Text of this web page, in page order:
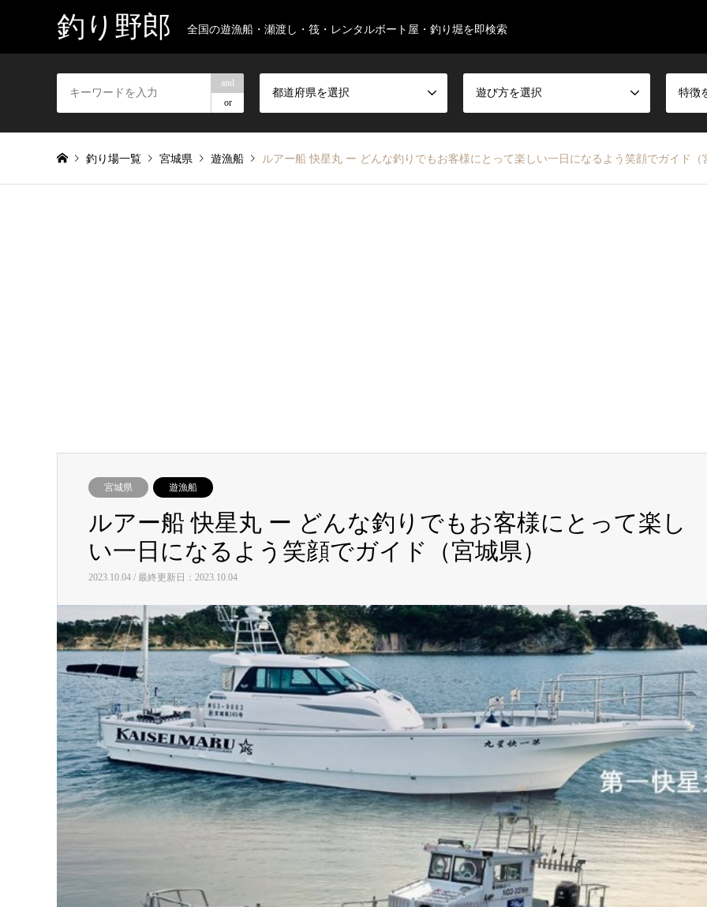
釣り野郎 全国の遊漁船・瀬渡し・筏・レンタルボート屋・釣り堀を即検索
and
or
都道府県を選択 遊び方を選択 特徴
釣り場一覧 宮城県 遊漁船 ルアー船 快星丸 ー どんな釣りでもお客様にとって楽しい一日になるよう笑顔でガイド（
宮城県 遊漁船
ルアー船 快星丸 ー どんな釣りでもお客様にとって楽し
い一日になるよう笑顔でガイド（宮城県）
2023.10.04 / 最終更新日：2023.10.04